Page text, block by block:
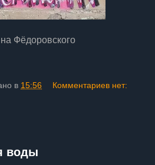
на Фёдоровского
в 15:56 Комментариев нет:
воды